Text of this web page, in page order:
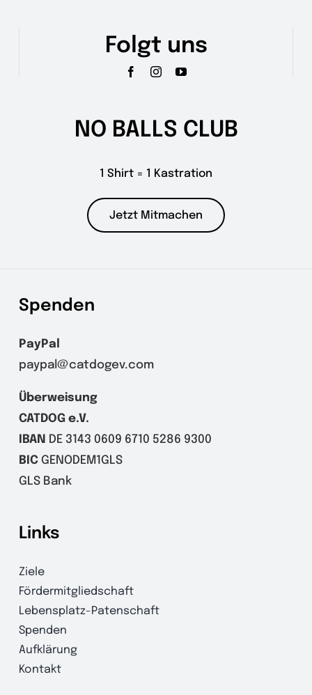
Folgt uns
NO BALLS CLUB
1 Shirt = 1 Kastration
Jetzt Mitmachen
Spenden
PayPal
paypal@catdogev.com
Überweisung
CATDOG e.V.
IBAN
DE 3143 0609 6710 5286 9300
BICGENODEM1GLS
GLS Bank
Links
Ziele
Fördermitgliedschaft
Lebensplatz-Patenschaft
Spenden
Aufklärung
Kontakt